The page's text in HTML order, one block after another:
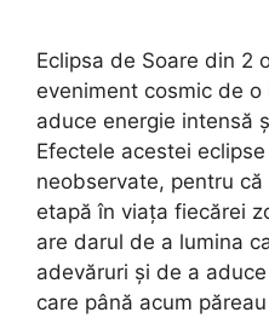
Eclipsa de Soare din 2
eveniment cosmic de
aduce energie intensă
Efectele acestei
neobservate, pentru
etapă în viața fiecărei
are darul de a lumina
adevăruri și de a
care până acum